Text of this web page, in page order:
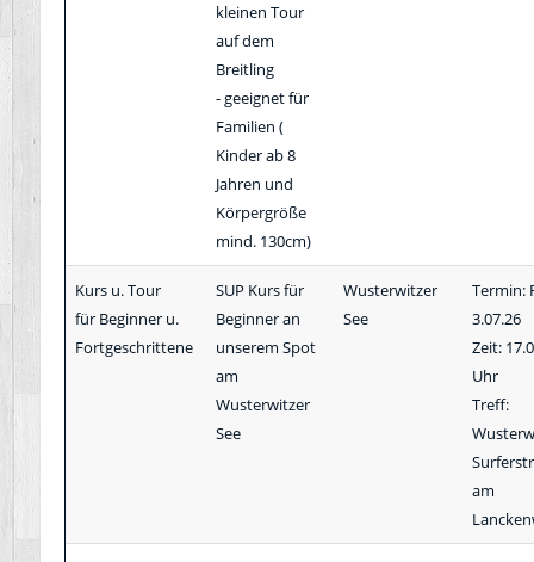
kleinen Tour
auf dem
Breitling
- geeignet für
Familien (
Kinder ab 8
Jahren und
Körpergröße
mind. 130cm)
Kurs u. Tour
für Beginner u.
Fortgeschrittene
SUP Kurs für
Beginner an
unserem Spot
am
Wusterwitzer
See
Wusterwitzer
See
Termin:
3.07.26
Zeit:
Uhr
Treff:
am